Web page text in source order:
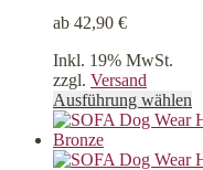
ab 42,90 €
Inkl. 19% MwSt.
zzgl. Versand
Ausführung wählen